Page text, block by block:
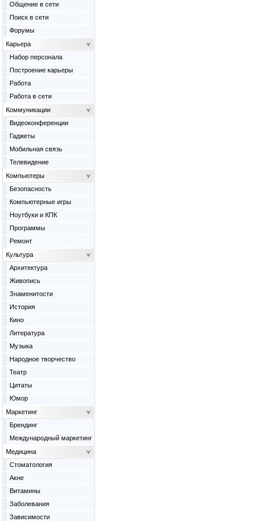
Общение в сети
Поиск в сети
Форумы
Карьера
Набор персонала
Построение карьеры
Работа
Работа в сети
Коммуникации
Видеоконференции
Гаджеты
Мобильная связь
Телевидение
Компьютеры
Безопасность
Компьютерные игры
Ноутбуки и КПК
Программы
Ремонт
Культура
Архитектура
Живопись
Знаменитости
История
Кино
Литература
Музыка
Народное творчество
Театр
Цитаты
Юмор
Маркетинг
Брендинг
Международный маркетинг
Медицина
Cтоматология
Акне
Витамины
Заболевания
Зависимости